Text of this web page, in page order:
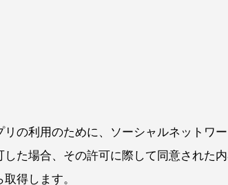
の利用のために、ソーシャルネットワ
た場合、その許可に際して同意された
得します。